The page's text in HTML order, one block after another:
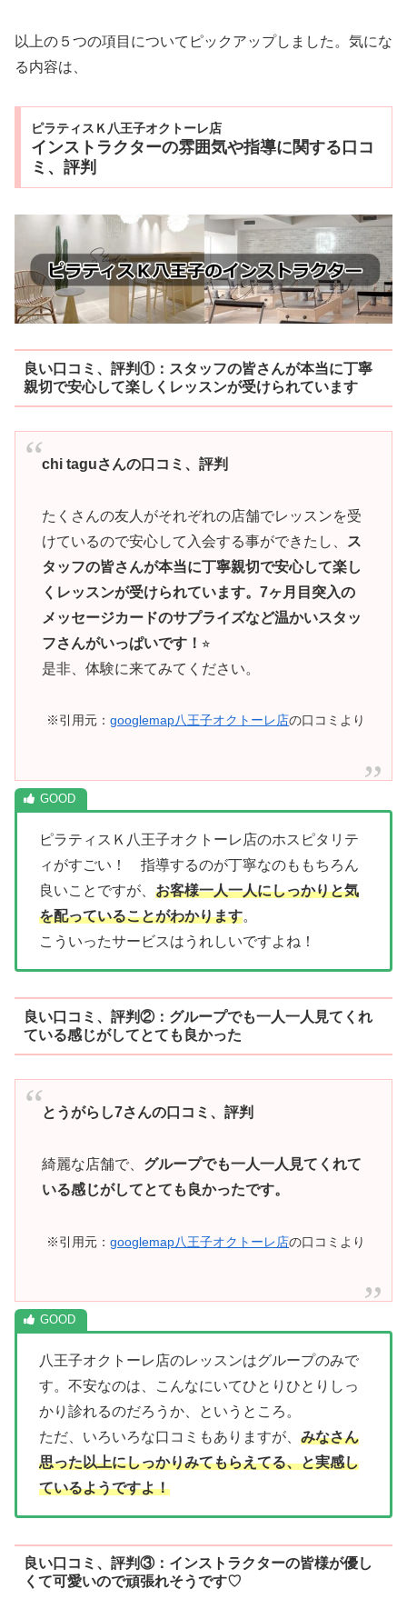
以上の５つの項目についてピックアップしました。気にな
る内容は、
ピラティスＫ八王子オクトーレ店
インストラクターの雰囲気や指導に関する口コ
ミ、評判
良い口コミ、評判①：スタッフの皆さんが本当に丁寧
親切で安心して楽しくレッスンが受けられています
chi taguさんの口コミ、評判
たくさんの友人がそれぞれの店舗でレッスンを受
けているので安心して入会する事ができたし、
ス
タッフの皆さんが本当に丁寧親切で安心して楽し
くレッスンが受けられています。7ヶ月目突入の
メッセージカードのサプライズなど温かいスタッ
フさんがいっぱいです！ ⭐︎
是非、体験に来てみてください。
※引用元：googlemap八王子オクトーレ店の口コミより
ピラティスＫ八王子オクトーレ店のホスピタリテ
ィがすごい！ 指導するのが丁寧なのももちろん
良いことですが、 お客様一人一人にしっかりと気
を配っていることがわかります。
こういったサービスはうれしいですよね！
良い口コミ、評判②：グループでも一人一人見てくれ
ている感じがしてとても良かった
とうがらし7さんの口コミ、評判
綺麗な店舗で、 グループでも一人一人見てくれて
いる感じがしてとても良かったです。
※引用元：googlemap八王子オクトーレ店の口コミより
八王子オクトーレ店のレッスンはグループのみで
す。不安なのは、こんなにいてひとりひとりしっ
かり診れるのだろうか、というところ。
ただ、いろいろな口コミもありますが、 みなさん
思った以上にしっかりみてもらえてる、と実感し
ているようですよ！
良い口コミ、評判③：インストラクターの皆様が優し
くて可愛いので頑張れそうです♡